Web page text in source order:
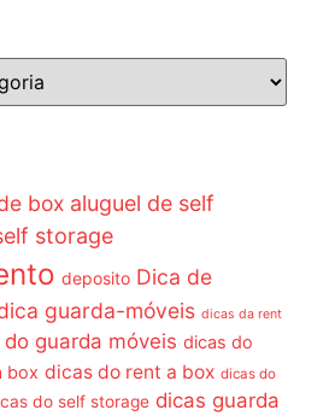
box aluguel de self
storage
deposito Dica de
guarda-móveis dicas da rent
do guarda móveis dicas do
box dicas do rent a box dicas do
do self storage dicas guarda